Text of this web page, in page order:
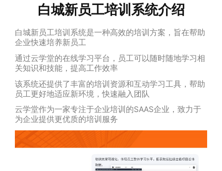
白城新员工培训系统介绍
白城新员工培训系统是一种高效的培训方案，旨在帮助
企业快速培养新员工
通过云学堂的在线学习平台，员工可以随时随地学习相
关知识和技能，提高工作效率
该系统还提供了丰富的培训资源和互动学习工具，帮助
员工更好地适应新环境，快速融入团队
云学堂作为一家专注于企业培训的SAAS企业，致力于
为企业提供更优质的培训服务